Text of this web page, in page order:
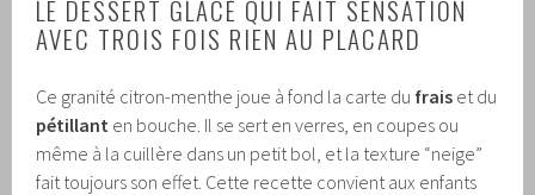
LE DESSERT GLACÉ QUI FAIT SENSATION
AVEC TROIS FOIS RIEN AU PLACARD
Ce granité citron-menthe joue à fond la carte du frais et du
pétillant en bouche. Il se sert en verres, en coupes ou
même à la cuillère dans un petit bol, et la texture “neige”
fait toujours son effet. Cette recette convient aux enfants